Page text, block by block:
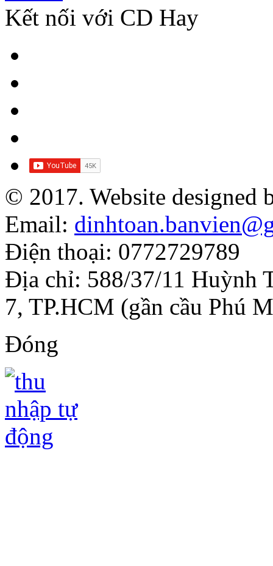
Kết nối với CD Hay
© 2017. Website designed
Email:
Điện thoại: 0772729789
Địa chỉ: 588/37/11 Huỳnh
7, TP.HCM (gần cầu Phú
Đóng